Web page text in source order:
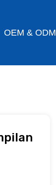
OEM & ODM